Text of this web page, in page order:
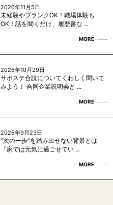
2026年11月5日
未経験やブランクOK！職場体験も
OK！話を聞くだけ、履歴書な ...
MORE
2026年10月29日
サポステ合説についてくわしく聞いて
みよう！ 合同企業説明会と ...
MORE
2026年9月23日
“次の一歩”を踏み出せない背景とは
「家では元気に過ごせてい ...
MORE